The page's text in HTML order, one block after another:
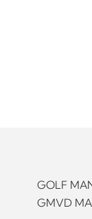
GOLF
GMVD